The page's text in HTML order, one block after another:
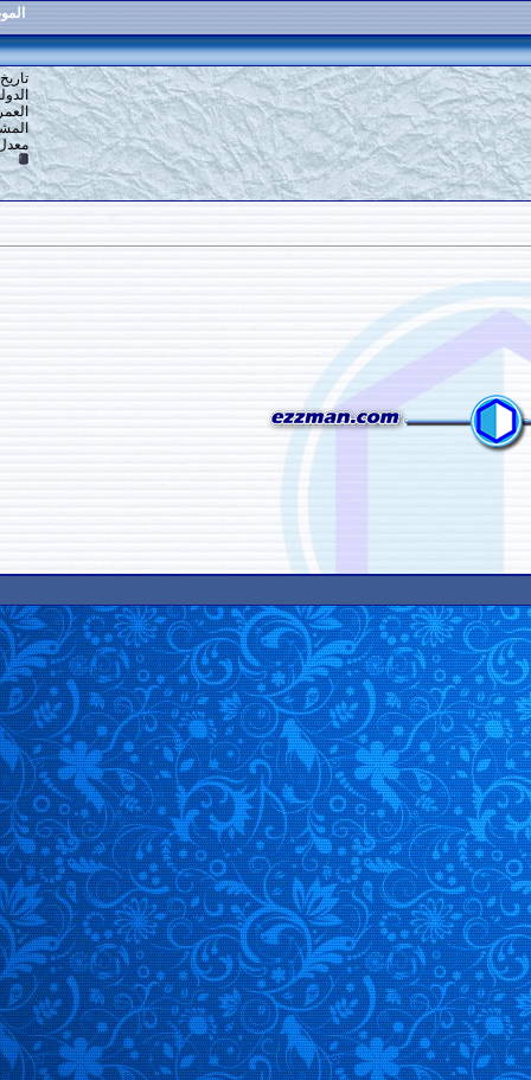
الملائكة في سوريا
#
10
تاريخ التسجيل: 16-12-2013
الدولة: القاهرة
العمر: 59
المشاركات: 6,918
معدل تقييم المستوى: 10